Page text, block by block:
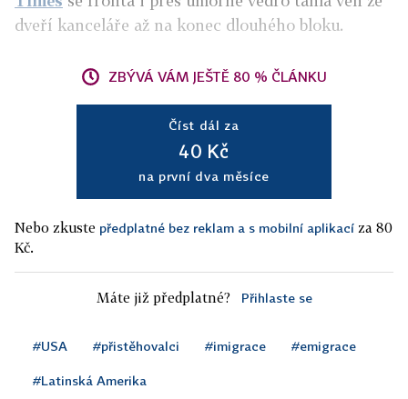
dveří kanceláře až na konec dlouhého bloku.
ZBÝVÁ VÁM JEŠTĚ 80 % ČLÁNKU
Číst dál za
40 Kč
na první dva měsíce
Nebo zkuste předplatné bez reklam a s mobilní aplikací za 80
Kč.
Máte již předplatné? Přihlaste se
#USA #přistěhovalci #imigrace #emigrace
#Latinská Amerika